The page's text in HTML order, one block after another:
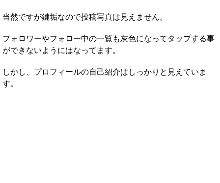
当然ですが鍵垢なので投稿写真は見えません。
フォロワーやフォロー中の一覧も灰色になってタップする事
ができないようにはなってます。
しかし、プロフィールの自己紹介はしっかりと見えていま
す。